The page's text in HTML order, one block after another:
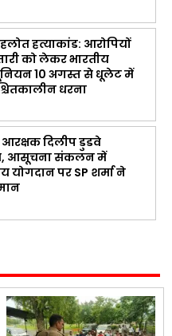
हत्याकांड: आरोपियों
को लेकर भारतीय
10 अगस्त से धूलेट में
धरना
दिलीप डुडवे
आसूचना संकलन में
पर SP शर्मा ने